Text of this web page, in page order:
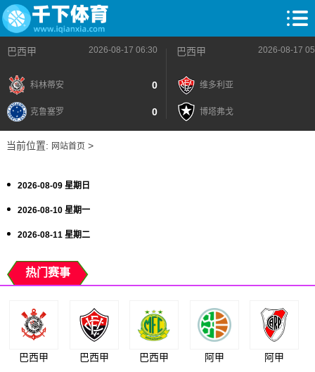
巴西甲 2026-08-17 06:30
科林蒂安 0
克鲁塞罗 0
巴西甲 2026-08-17
维多利亚
博塔弗戈
当前位置: 网站首页>
2026-08-09 星期日
2026-08-10 星期一
2026-08-11 星期二
热门赛事
巴西甲 巴西甲 巴西甲 阿甲 阿甲